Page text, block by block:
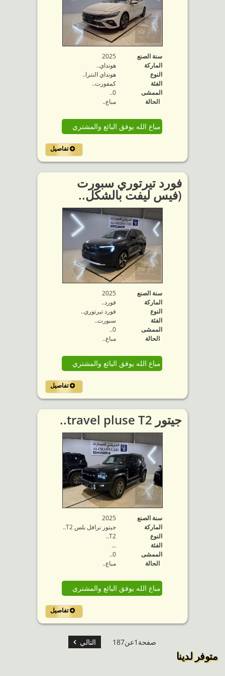
سنة الصنع
2025
الماركة
هونداي..
النوع
هونداي النترا..
الفئة
كمفورت..
الممشى
0..
الحالة
مباع..
مباع الله يوفق البائع والمشتري
تفاصيل
فورد تيرتوري سبورت
(فيس ليفت بالشكل..
سنة الصنع
2025
الماركة
فورد..
النوع
فورد تيرتوري..
الفئة
سبورت..
الممشى
0..
الحالة
مباع..
مباع الله يوفق البائع والمشتري
تفاصيل
جيتور travel pluse T2..
سنة الصنع
2025
الماركة
جيتور نرافل بلس T2..
النوع
T2..
الفئة
...
الممشى
0..
الحالة
مباع..
مباع الله يوفق البائع والمشتري
تفاصيل
صفحة1عن187 التالي
متوفر لدينا